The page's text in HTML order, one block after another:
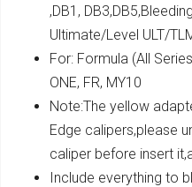
,DB1,
Ultimate/Level ULT/
For: Formula (All
ONE, FR, MY10
Note:The yellow
Edge calipers,please
caliper before insert
Include everything to